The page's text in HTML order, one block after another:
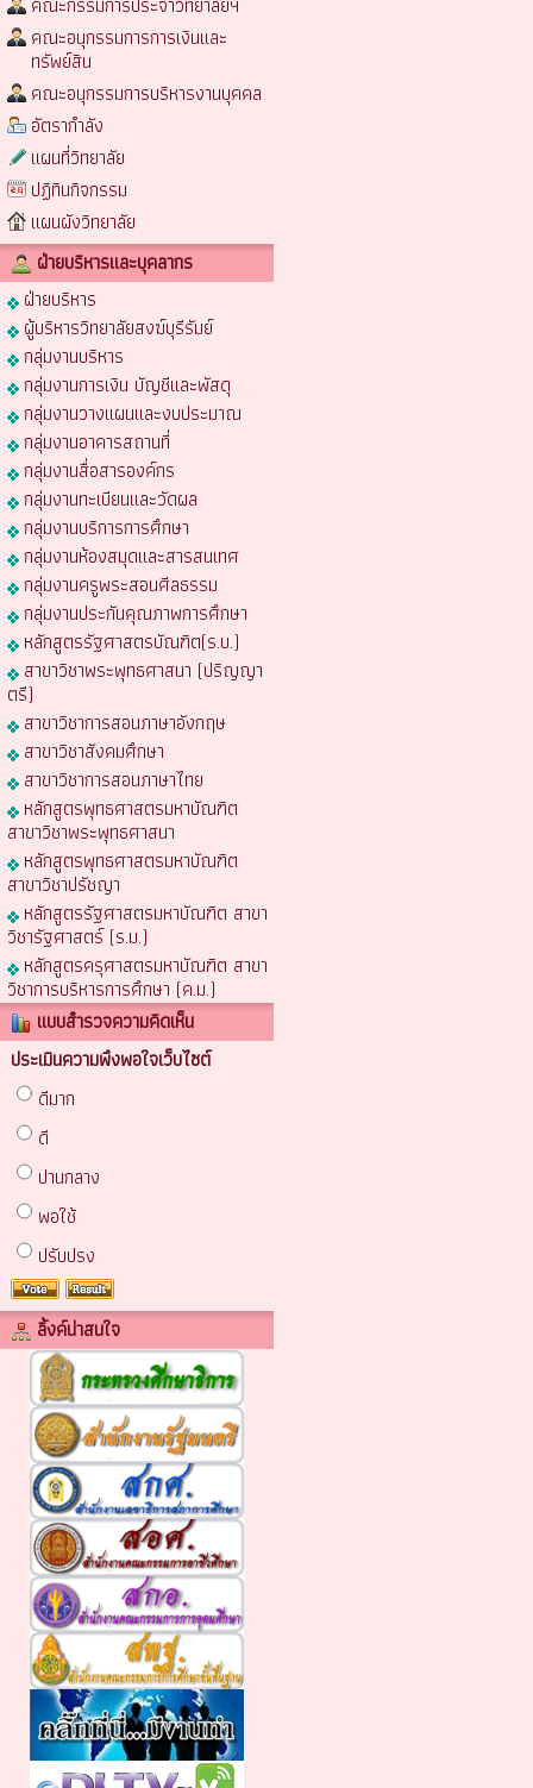
คณะอนุกรรมการการเงินและ
ทรัพย์สิน
คณะอนุกรรมการบริหารงานบุคคล
อัตรากำลัง
แผนที่วิทยาลัย
ปฏิทินกิจกรรม
แผนผังวิทยาลัย
ฝ่ายบริหารและบุคลากร
ฝ่ายบริหาร
ผู้บริหารวิทยาลัยสงฆ์บุรีรัมย์
กลุ่มงานบริหาร
กลุ่มงานการเงิน บัญชีและพัสดุ
กลุ่มงานวางแผนและงบประมาณ
กลุ่มงานอาคารสถานที่
กลุ่มงานสื่อสารองค์กร
กลุ่มงานทะเบียนและวัดผล
กลุ่มงานบริการการศึกษา
กลุ่มงานห้องสมุดและสารสนเทศ
กลุ่มงานครูพระสอนศีลธรรม
กลุ่มงานประกันคุณภาพการศึกษา
หลักสูตรรัฐศาสตรบัณฑิต(ร.บ.)
สาขาวิชาพระพุทธศาสนา (ปริญญา
ตรี)
สาขาวิชาการสอนภาษาอังกฤษ
สาขาวิชาสังคมศึกษา
สาขาวิชาการสอนภาษาไทย
หลักสูตรพุทธศาสตรมหาบัณฑิต
สาขาวิชาพระพุทธศาสนา
หลักสูตรพุทธศาสตรมหาบัณฑิต
สาขาวิชาปรัชญา
หลักสูตรรัฐศาสตรมหาบัณฑิต สาขา
วิชารัฐศาสตร์ (ร.ม.)
หลักสูตรครุศาสตรมหาบัณฑิต สาขา
วิชาการบริหารการศึกษา (ค.ม.)
แบบสำรวจความคิดเห็น
ประเมินความพึงพอใจเว็บไซต์
ดีมาก
ดี
ปานกลาง
พอใช้
ปรับปรง
ลิ้งค์น่าสนใจ